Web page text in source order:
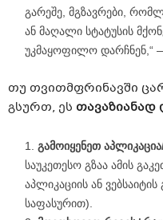
გარეშე, მგზავრები,
ან მაღალი სტატუსის
უკმაყოფილო დარჩნენ,“ —
თუ თვითმფრინავში
გსურთ, ეს
გამოიყენეთ
საუკეთესო გზაა ამის
აპლიკაციის ან
საფასურით).